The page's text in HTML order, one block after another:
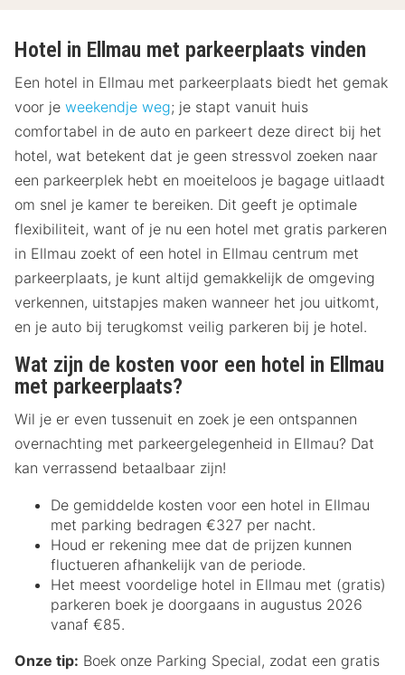
Hotel in Ellmau met parkeerplaats vinden
Een hotel in Ellmau met parkeerplaats biedt het gemak
voor je weekendje weg; je stapt vanuit huis
comfortabel in de auto en parkeert deze direct bij het
hotel, wat betekent dat je geen stressvol zoeken naar
een parkeerplek hebt en moeiteloos je bagage uitlaadt
om snel je kamer te bereiken. Dit geeft je optimale
flexibiliteit, want of je nu een hotel met gratis parkeren
in Ellmau zoekt of een hotel in Ellmau centrum met
parkeerplaats, je kunt altijd gemakkelijk de omgeving
verkennen, uitstapjes maken wanneer het jou uitkomt,
en je auto bij terugkomst veilig parkeren bij je hotel.
Wat zijn de kosten voor een hotel in Ellmau
met parkeerplaats?
Wil je er even tussenuit en zoek je een ontspannen
overnachting met parkeergelegenheid in Ellmau? Dat
kan verrassend betaalbaar zijn!
De gemiddelde kosten voor een hotel in Ellmau
met parking bedragen €327 per nacht.
Houd er rekening mee dat de prijzen kunnen
fluctueren afhankelijk van de periode.
Het meest voordelige hotel in Ellmau met (gratis)
parkeren boek je doorgaans in augustus 2026
vanaf €85.
Onze tip: Boek onze Parking Special, zodat een gratis